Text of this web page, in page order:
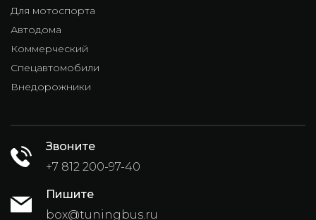
Для мотоспорта
Автодома
Коммерческий
Спецавтомобили
Внедорожники
Звоните
+7 812 200-97-40
Пишите
box@tuningbus.ru